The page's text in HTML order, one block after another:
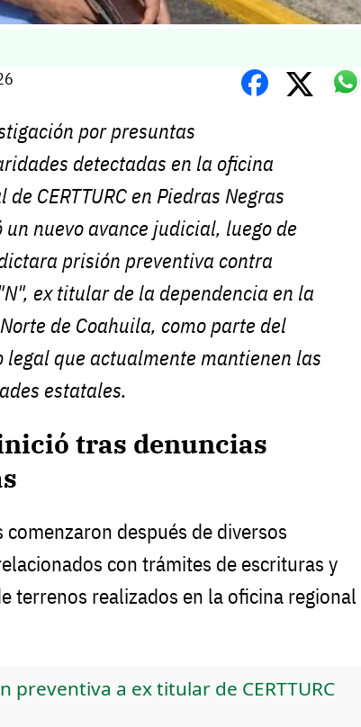
por presuntas
detectadas en la oficina
de CERTTURC en Piedras Negras
un nuevo avance judicial, luego de
prisión preventiva contra
ex titular de la dependencia en la
de Coahuila, como parte del
legal que actualmente mantienen las
estatales.
tras denuncias
comenzaron después de diversos
con trámites de escrituras y
terrenos realizados en la oficina regional
preventiva a ex titular de CERTTURC